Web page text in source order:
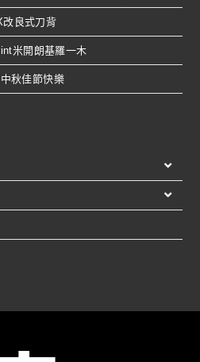
良式刀背
米開朗基羅一木
秋佳節快樂